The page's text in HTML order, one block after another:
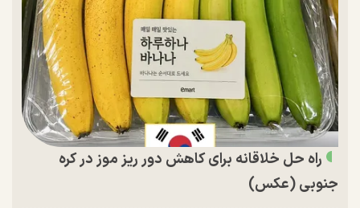
راه حل خلاقانه برای کاهش دور ریز موز در کره
جنوبی (عکس)